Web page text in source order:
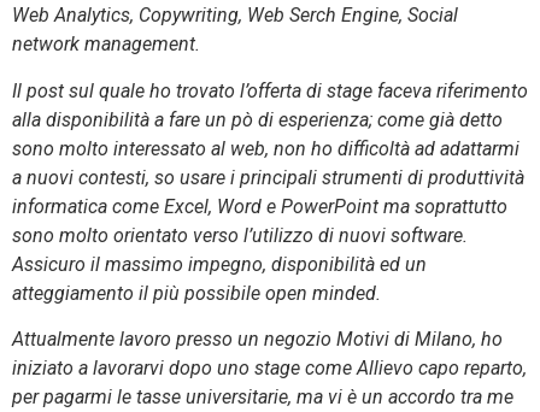
Web Analytics, Copywriting, Web Serch Engine, Social
network management.
Il post sul quale ho trovato l’offerta di stage faceva riferimento
alla disponibilità a fare un pò di esperienza; come già detto
sono molto interessato al web, non ho difficoltà ad adattarmi
a nuovi contesti, so usare i principali strumenti di produttività
informatica come Excel, Word e PowerPoint ma soprattutto
sono molto orientato verso l’utilizzo di nuovi software.
Assicuro il massimo impegno, disponibilità ed un
atteggiamento il più possibile open minded.
Attualmente lavoro presso un negozio Motivi di Milano, ho
iniziato a lavorarvi dopo uno stage come Allievo capo reparto,
per pagarmi le tasse universitarie, ma vi è un accordo tra me